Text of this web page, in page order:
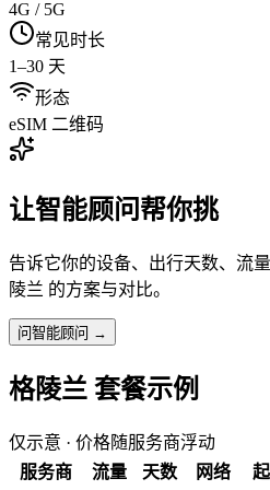
4G / 5G
常见时长
1–30 天
形态
eSIM 二维码
让智能顾问帮你挑
告诉它你的设备、出行天数、流
陵兰 的方案与对比。
问智能顾问 →
格陵兰 套餐示例
仅示意 · 价格随服务商浮动
服务商
流量 天数 网络